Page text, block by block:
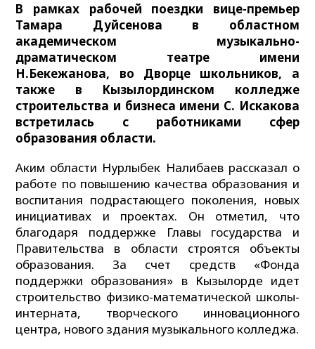
В рамках рабочей поездки вице-премьер
Тамара Дуйсенова в областном
академическом музыкально-
драматическом театре имени
Н.Бекежанова, во Дворце школьников, а
также в Кызылординском колледже
строительства и бизнеса имени С. Искакова
встретилась с работниками сфер
образования области.
Аким области Нурлыбек Налибаев рассказал о
работе по повышению качества образования и
воспитания подрастающего поколения, новых
инициативах и проектах. Он отметил, что
благодаря поддержке Главы государства и
Правительства в области строятся объекты
образования. За счет средств «Фонда
поддержки образования» в Кызылорде идет
строительство физико-математической школы-
интерната, творческого инновационного
центра, нового здания музыкального колледжа.